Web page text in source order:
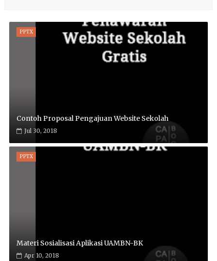
PPTX
Contoh Proposal Pengajuan Website Sekolah
Jul 30, 2018
PPTX
Materi Sosialisasi Aplikasi UAMBN-BK
Apr 10, 2018